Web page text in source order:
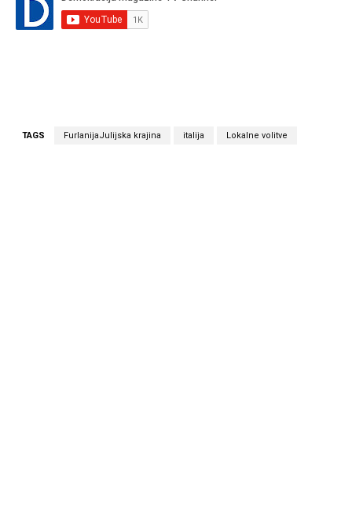
TAGS FurlanijaJulijska krajina italija Lokalne volitve